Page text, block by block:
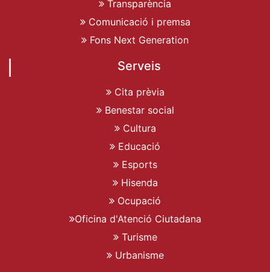
Transparència
Comunicació i premsa
Fons Next Generation
Serveis
Cita prèvia
Benestar social
Cultura
Educació
Esports
Hisenda
Ocupació
Oficina d'Atenció Ciutadana
Turisme
Urbanisme